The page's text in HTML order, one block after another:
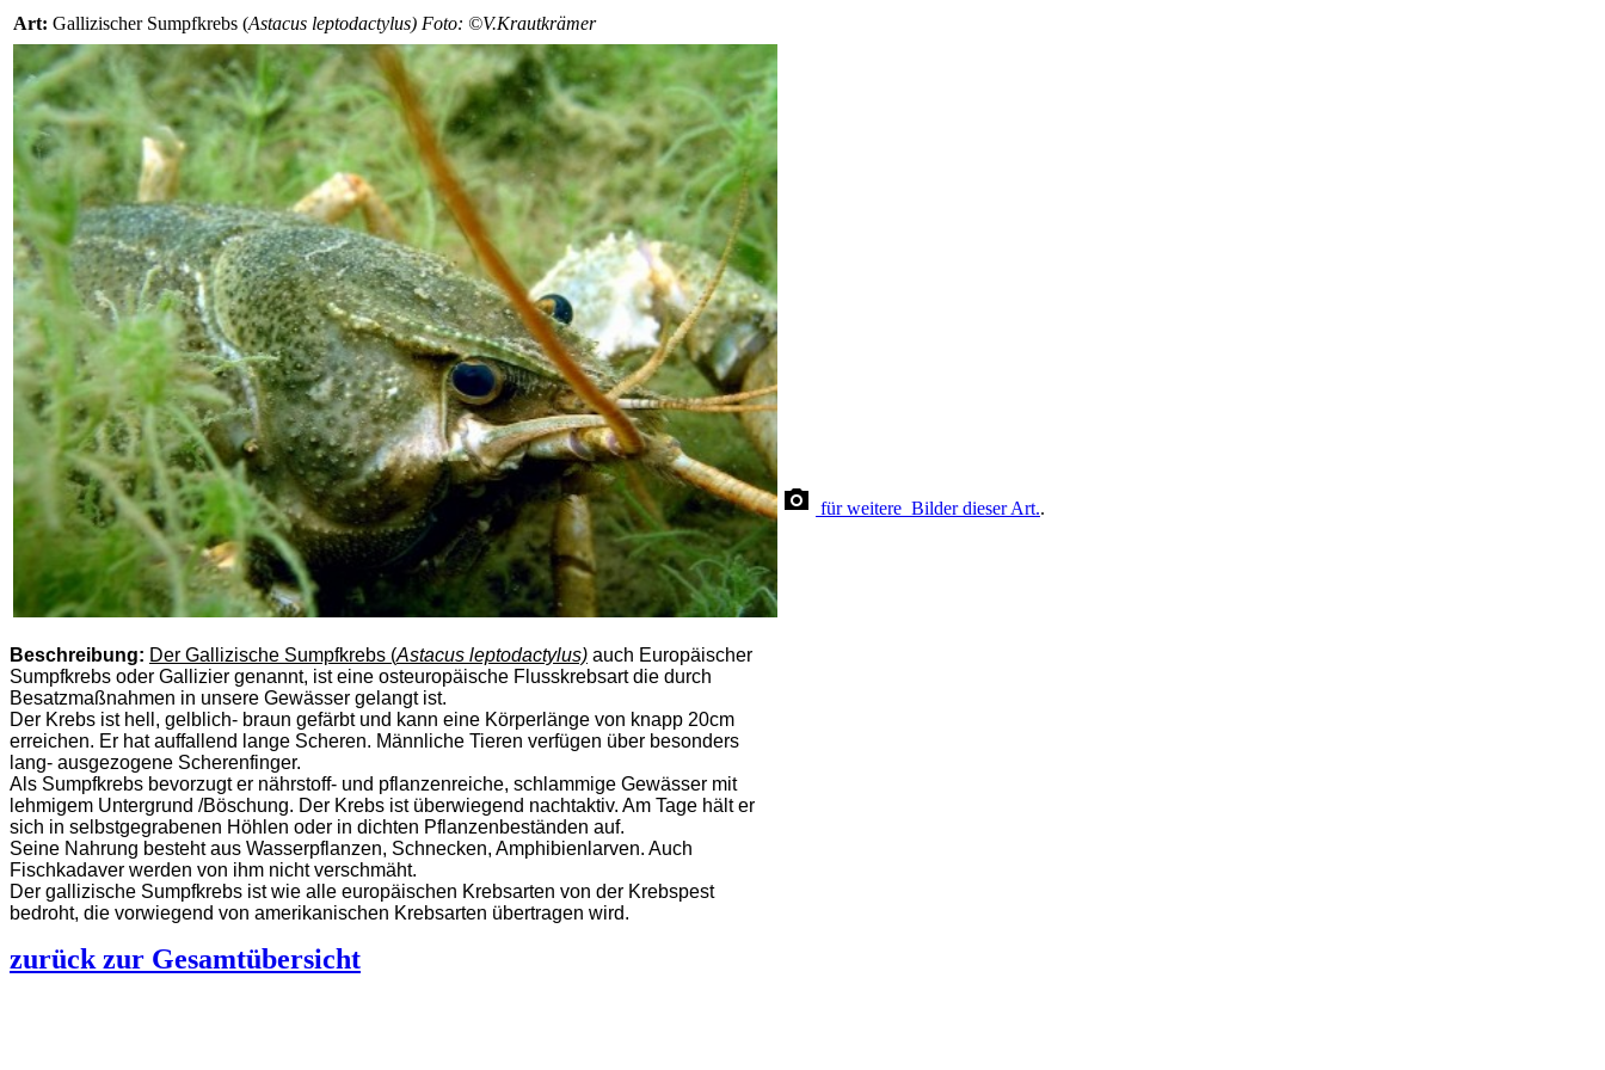
Art: Gallizischer Sumpfkrebs (Astacus leptodactylus) Foto: ©V.Krautkrämer
für weitere Bilder dieser Art..
Beschreibung: Der Gallizische Sumpfkrebs (Astacus leptodactylus) auch Europäischer
Sumpfkrebs oder Gallizier genannt, ist eine osteuropäische Flusskrebsart die durch
Besatzmaßnahmen in unsere Gewässer gelangt ist.
Der Krebs ist hell, gelblich- braun gefärbt und kann eine Körperlänge von knapp 20cm
erreichen. Er hat auffallend lange Scheren. Männliche Tieren verfügen über besonders
lang- ausgezogene Scherenfinger.
Als Sumpfkrebs bevorzugt er nährstoff- und pflanzenreiche, schlammige Gewässer mit
lehmigem Untergrund /Böschung. Der Krebs ist überwiegend nachtaktiv. Am Tage hält er
sich in selbstgegrabenen Höhlen oder in dichten Pflanzenbeständen auf.
Seine Nahrung besteht aus Wasserpflanzen, Schnecken, Amphibienlarven. Auch
Fischkadaver werden von ihm nicht verschmäht.
Der gallizische Sumpfkrebs ist wie alle europäischen Krebsarten von der Krebspest
bedroht, die vorwiegend von amerikanischen Krebsarten übertragen wird.
zurück zur Gesamtübersicht